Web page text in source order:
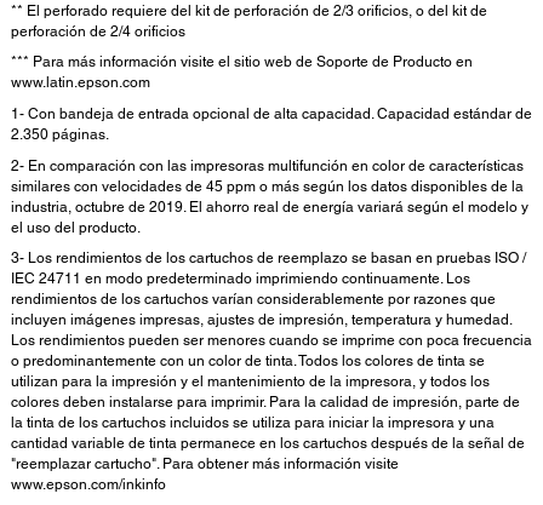
** El perforado requiere del kit de perforación de 2/3 orificios, o del kit de
perforación de 2/4 orificios
*** Para más información visite el sitio web de Soporte de Producto en
www.latin.epson.com
1- Con bandeja de entrada opcional de alta capacidad. Capacidad estándar de
2.350 páginas.
2- En comparación con las impresoras multifunción en color de características
similares con velocidades de 45 ppm o más según los datos disponibles de la
industria, octubre de 2019. El ahorro real de energía variará según el modelo y
el uso del producto.
3- Los rendimientos de los cartuchos de reemplazo se basan en pruebas ISO /
IEC 24711 en modo predeterminado imprimiendo continuamente. Los
rendimientos de los cartuchos varían considerablemente por razones que
incluyen imágenes impresas, ajustes de impresión, temperatura y humedad.
Los rendimientos pueden ser menores cuando se imprime con poca frecuencia
o predominantemente con un color de tinta. Todos los colores de tinta se
utilizan para la impresión y el mantenimiento de la impresora, y todos los
colores deben instalarse para imprimir. Para la calidad de impresión, parte de
la tinta de los cartuchos incluidos se utiliza para iniciar la impresora y una
cantidad variable de tinta permanece en los cartuchos después de la señal de
"reemplazar cartucho". Para obtener más información visite
www.epson.com/inkinfo